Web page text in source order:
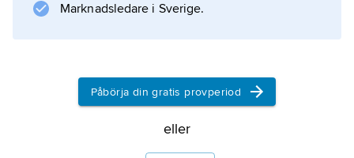
Marknadsledare i Sverige.
Påbörja din gratis provperiod
eller